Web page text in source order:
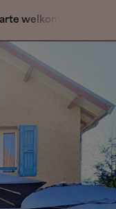
welkom.
activiteiten zijn
Solaure,
het publiek.
VVV-kantoren
wegwijs te